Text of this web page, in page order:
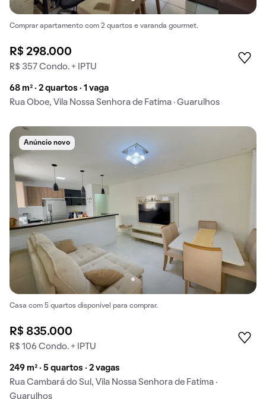
Comprar apartamento com 2 quartos e varanda gourmet.
R$ 298.000
R$ 357 Condo. + IPTU
68 m² · 2 quartos · 1 vaga
Rua Oboe, Vila Nossa Senhora de Fatima · Guarulhos
Anúncio novo
Casa com 5 quartos disponível para comprar.
R$ 835.000
R$ 106 Condo. + IPTU
249 m² · 5 quartos · 2 vagas
Rua Cambará do Sul, Vila Nossa Senhora de Fatima ·
Guarulhos